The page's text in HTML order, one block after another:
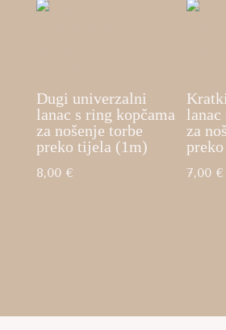
Dugi univerzalni
lanac s ring kopčama
za nošenje torbe
preko tijela (1m)
8,00 €
lanac
za
7,00€